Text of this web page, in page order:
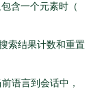
含一个元素时（
索结果计数和重置
语言到会话中，